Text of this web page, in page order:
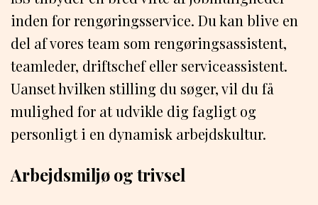
inden for rengøringsservice. Du kan blive en
del af vores team som rengøringsassistent,
teamleder, driftschef eller serviceassistent.
Uanset hvilken stilling du søger, vil du få
mulighed for at udvikle dig fagligt og
personligt i en dynamisk arbejdskultur.
Arbejdsmiljø og trivsel